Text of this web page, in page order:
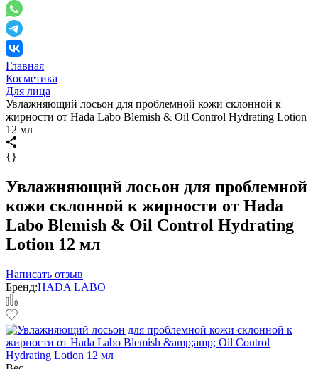
Главная
Косметика
Для лица
Увлажняющий лосьон для проблемной кожи склонной к
жирности от Hada Labo Blemish & Oil Control Hydrating Lotion
12 мл
{}
Увлажняющий лосьон для проблемной
кожи склонной к жирности от Hada
Labo Blemish & Oil Control Hydrating
Lotion 12 мл
Написать отзыв
Бренд:HADA LABO